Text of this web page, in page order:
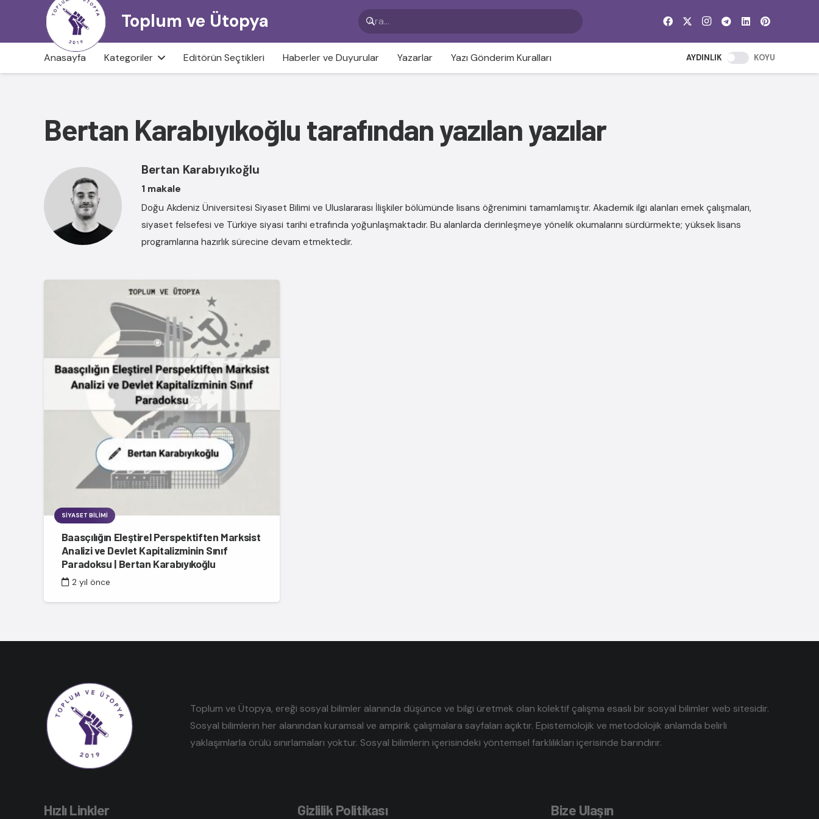
Toplum ve Ütopya
Anasayfa Kategoriler Editörün Seçtikleri Haberler ve Duyurular Yazarlar Yazı Gönderim Kuralları AYDINLIK KOYU
Bertan Karabıyıkoğlu tarafından yazılan yazılar
Bertan Karabıyıkoğlu
1 makale
Doğu Akdeniz Üniversitesi Siyaset Bilimi ve Uluslararası İlişkiler bölümünde lisans öğrenimini tamamlamıştır. Akademik ilgi alanları emek çalışmaları,
siyaset felsefesi ve Türkiye siyasi tarihi etrafında yoğunlaşmaktadır. Bu alanlarda derinleşmeye yönelik okumalarını sürdürmekte; yüksek lisans
programlarına hazırlık sürecine devam etmektedir.
SIYASET BILIMI
Baasçılığın Eleştirel Perspektiften Marksist
Analizi ve Devlet Kapitalizminin Sınıf
Paradoksu | Bertan Karabıyıkoğlu
2 yıl önce
Toplum ve Ütopya, ereği sosyal bilimler alanında düşünce ve bilgi üretmek olan kolektif çalışma esaslı bir sosyal bilimler web sitesidir.
Sosyal bilimlerin her alanından kuramsal ve ampirik çalışmalara sayfaları açıktır. Epistemolojik ve metodolojik anlamda belirli
yaklaşımlarla örülü sınırlamaları yoktur. Sosyal bilimlerin içerisindeki yöntemsel farklılıkları içerisinde barındırır.
Hızlı Linkler Gizlilik Politikası Bize Ulaşın